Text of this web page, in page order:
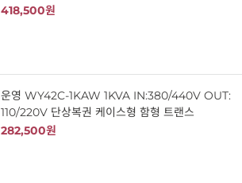
418,500원
운영 WY42C-1KAW 1KVA IN:380/440V OUT:
110/220V 단상복권 케이스형 함형 트랜스
282,500원